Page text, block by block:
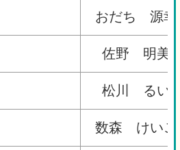
おだち 源幸
佐野 明美
松川 るい
数森 けいご